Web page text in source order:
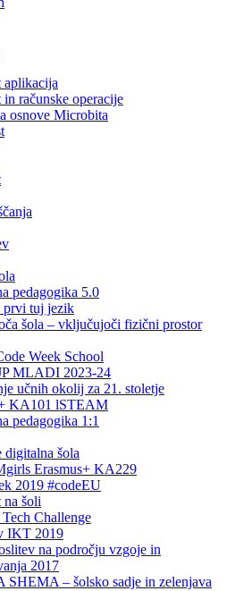
računske operacije
osnove Microbita
pedagogika 5.0
prvi tuj jezik
šola – vključujoči fizični prostor
Week School
MLADI 2023-24
učnih okolij za 21. stoletje
KA101 lSTEAM
pedagogika 1:1
digitalna šola
Erasmus+ KA229
2019 #codeEU
šoli
Challenge
IKT 2019
na področju vzgoje in
2017
SHEMA – šolsko sadje in zelenjava